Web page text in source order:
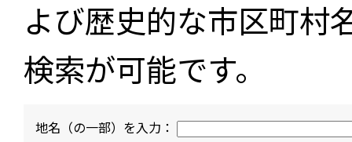
よび歴史的な市区町村
検索が可能です。
地名（の一部）を入力：